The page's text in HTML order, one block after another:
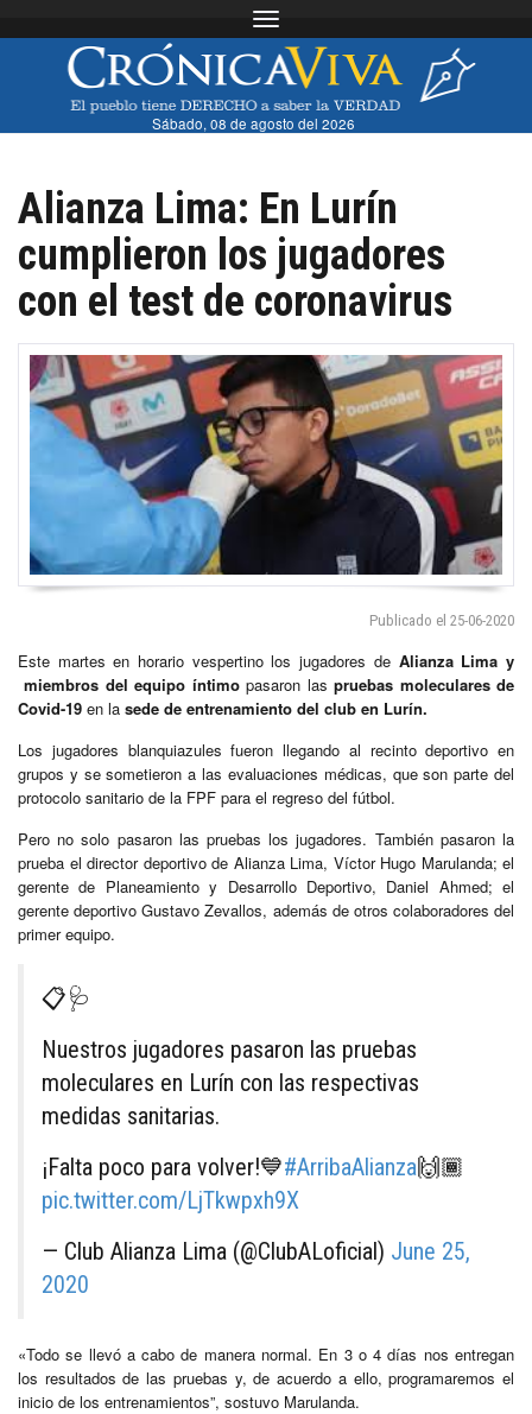
Toggle navigation
Sábado, 08 de agosto del 2026
Alianza Lima: En Lurín
cumplieron los jugadores
con el test de coronavirus
Publicado el 25-06-2020
Este martes en horario vespertino los jugadores de Alianza Lima y
miembros del equipo íntimopasaron laspruebas moleculares de
Covid-19 en la sede de entrenamiento del club en Lurín.
Los jugadores blanquiazules fueron llegando al recinto deportivo en
grupos y se sometieron a las evaluaciones médicas, que son parte del
protocolo sanitario de la FPF para el regreso del fútbol.
Pero no solo pasaron las pruebas los jugadores. También pasaron la
prueba el director deportivo de Alianza Lima, Víctor Hugo Marulanda; el
gerente de Planeamiento y Desarrollo Deportivo, Daniel Ahmed; el
gerente deportivo Gustavo Zevallos, además de otros colaboradores del
primer equipo.
📋🩺
Nuestros jugadores pasaron las pruebas
moleculares en Lurín con las respectivas
medidas sanitarias.
¡Falta poco para volver!💙#ArribaAlianza🙌🏾
pic.twitter.com/LjTkwpxh9X
— Club Alianza Lima (@ClubALoficial) June 25,
2020
«Todo se llevó a cabo de manera normal. En 3 o 4 días nos entregan
los resultados de las pruebas y, de acuerdo a ello, programaremos el
inicio de los entrenamientos”, sostuvo Marulanda.